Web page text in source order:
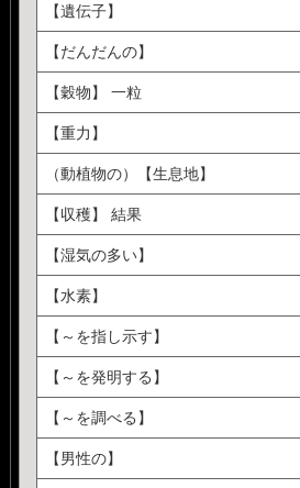
【遺伝子】
【だんだんの】
【穀物】 一粒
【重力】
（動植物の）【生息地】
【収穫】 結果
【湿気の多い】
【水素】
【～を指し示す】
【～を発明する】
【～を調べる】
【男性の】